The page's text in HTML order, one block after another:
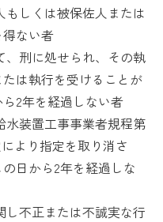
もしくは被保佐人または
ない者
、刑に処せられ、その執
は執行を受けることが
2年を経過しない者
水装置工事事業者規程第
より指定を取り消さ
日から2年を経過しな
し不正または不誠実な行